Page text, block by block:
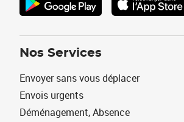
Nos Services
Envoyer sans vous déplacer
Envois urgents
Déménagement, Absence